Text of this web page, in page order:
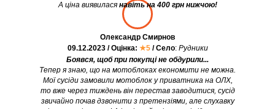
Боявся, щоб при покупці не обдурили...
Тепер я знаю, що на мотоблоках економити не можна.
Мої сусіди замовили мотоблок у приватника на ОЛХ,
то вже через тиждень він перестав заводитися, сусід
звичайно почав дзвонити з претензіями, але слухавку
Олександр Смирнов
09.12.2023 / Оцінка: ★5 / Село: Рудники
А ціна виявилася навіть на 400 грн нижчою!